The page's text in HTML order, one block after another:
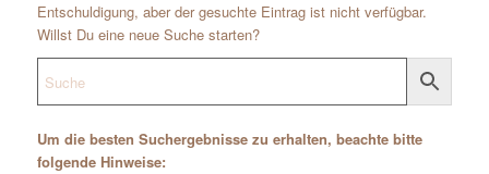
Entschuldigung, aber der gesuchte Eintrag ist nicht verfügbar.
Willst Du eine neue Suche starten?
Um die besten Suchergebnisse zu erhalten, beachte bitte
folgende Hinweise: